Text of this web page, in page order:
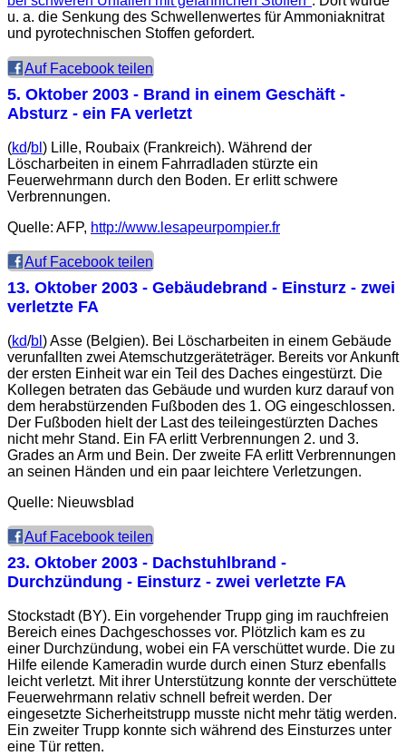
u. a. die Senkung des Schwellenwertes für Ammoniaknitrat
und pyrotechnischen Stoffen gefordert.
Auf Facebook teilen
5. Oktober 2003 - Brand in einem Geschäft -
Absturz - ein FA verletzt
(kd/bl ) Lille, Roubaix (Frankreich). Während der
Löscharbeiten in einem Fahrradladen stürzte ein
Feuerwehrmann durch den Boden. Er erlitt schwere
Verbrennungen.
Quelle: AFP, http://www.lesapeurpompier.fr
Auf Facebook teilen
13. Oktober 2003 - Gebäudebrand - Einsturz - zwei
verletzte FA
(kd/bl ) Asse (Belgien). Bei Löscharbeiten in einem Gebäude
verunfallten zwei Atemschutzgeräteträger. Bereits vor Ankunft
der ersten Einheit war ein Teil des Daches eingestürzt. Die
Kollegen betraten das Gebäude und wurden kurz darauf von
dem herabstürzenden Fußboden des 1. OG eingeschlossen.
Der Fußboden hielt der Last des teileingestürzten Daches
nicht mehr Stand. Ein FAerlitt Verbrennungen 2. und 3.
Grades an Arm und Bein. Der zweite FAerlitt Verbrennungen
an seinen Händen und ein paar leichtere Verletzungen.
Quelle: Nieuwsblad
Auf Facebook teilen
23. Oktober 2003 - Dachstuhlbrand -
Durchzündung - Einsturz - zwei verletzte FA
Stockstadt (BY). Ein vorgehender Trupp ging im rauchfreien
Bereich eines Dachgeschosses vor. Plötzlich kam es zu
einer Durchzündung, wobei ein FA verschüttet wurde. Die zu
Hilfe eilende Kameradin wurde durch einen Sturz ebenfalls
leicht verletzt. Mit ihrer Unterstützung konnte der verschüttete
Feuerwehrmann relativ schnell befreit werden. Der
eingesetzte Sicherheitstrupp musste nicht mehr tätig werden.
Ein zweiter Trupp konnte sich während des Einsturzes unter
eine Tür retten.